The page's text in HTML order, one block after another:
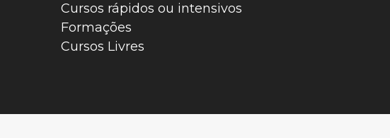
Cursos rápidos ou intensivos
Formações
Cursos Livres